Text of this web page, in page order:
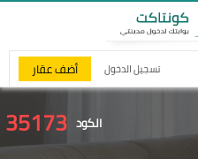
تسجيل الدخول أضف عقار
الكود 35173